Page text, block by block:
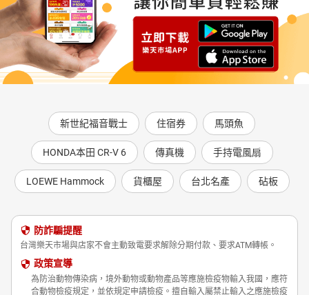
新世紀福音戰士 住宿券 馬頭魚
HONDA本田 CR-V 6 傳真機 手持電風扇
LOEWE Hammock 貨櫃屋 台北名產 砧板
防詐騙提醒
台灣樂天市場與店家不會主動致電要求解除分期付款、要求ATM轉帳。
政策宣導
為防治動物傳染病，境外動物或動物產品等應施檢疫物輸入我國，應符
合動物檢疫規定，並依規定申請檢疫。擅自輸入屬禁止輸入之應施檢疫